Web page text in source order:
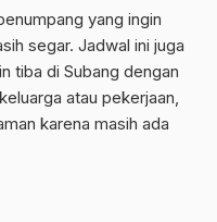
yang ingin
segar. Jadwal ini juga
tiba di Subang dengan
atau pekerjaan,
karena masih ada